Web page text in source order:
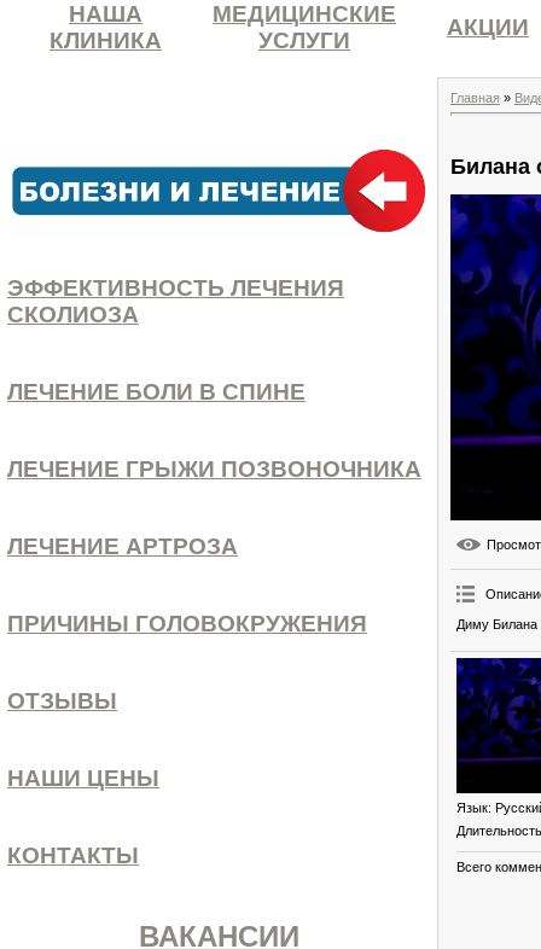
НАША
КЛИНИКА
МЕДИЦИНСКИЕ
УСЛУГИ
АКЦИИ
ЭФФЕКТИВНОСТЬ ЛЕЧЕНИЯ
СКОЛИОЗА
ЛЕЧЕНИЕ БОЛИ В СПИНЕ
ЛЕЧЕНИЕ ГРЫЖИ ПОЗВОНОЧНИКА
ЛЕЧЕНИЕ АРТРОЗА
ПРИЧИНЫ ГОЛОВОКРУЖЕНИЯ
ОТЗЫВЫ
НАШИ ЦЕНЫ
КОНТАКТЫ
ВАКАНСИИ
Главная »
Билана
Диму Билана
Язык:
Всего